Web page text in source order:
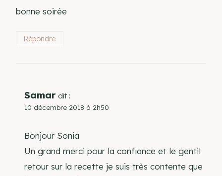
bonne soirée
Répondre
Samar dit :
10 décembre 2018 à 2h50
Bonjour Sonia
Un grand merci pour la confiance et le gentil
retour sur la recette je suis très contente que